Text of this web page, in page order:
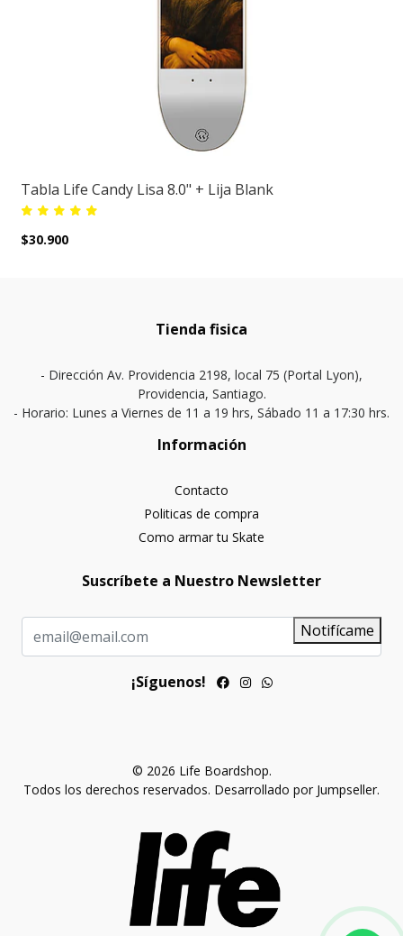
Tabla Life Candy Lisa 8.0" + Lija Blank
$30.900
Tienda fisica
- Dirección Av. Providencia 2198, local 75 (Portal Lyon),
Providencia, Santiago.
- Horario: Lunes a Viernes de 11 a 19 hrs, Sábado 11 a 17:30 hrs.
Información
Contacto
Politicas de compra
Como armar tu Skate
Suscríbete a Nuestro Newsletter
Notifícame
¡Síguenos!
© 2026 Life Boardshop.
Todos los derechos reservados. Desarrollado por Jumpseller.